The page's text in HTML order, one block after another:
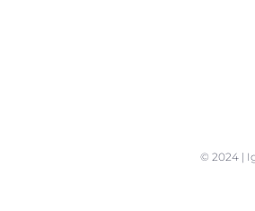
© 2024 |